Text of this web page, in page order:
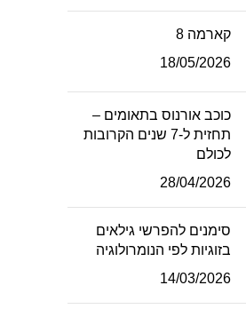
קארמה 8
18/05/2026
כוכב אורנוס בתאומים –
תחזית ל-7 שנים הקרובות
לכולם
28/04/2026
סימנים להפרשי גילאים
בזוגיות לפי הנומרולוגיה
14/03/2026